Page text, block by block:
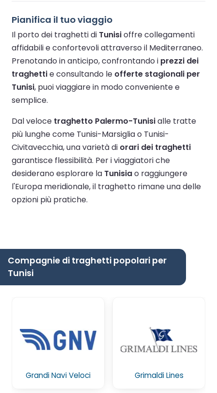
Pianifica il tuo viaggio
Il porto dei traghetti di Tunisioffre collegamenti
affidabili e confortevoli attraverso il Mediterraneo.
Prenotando in anticipo, confrontando i prezzi dei
traghettie consultando le offerte stagionali per
Tunisi, puoi viaggiare in modo conveniente e
semplice.
Dal veloce traghetto Palermo-Tunisialle tratte
più lunghe come Tunisi-Marsiglia o Tunisi-
Civitavecchia, una varietà di orari dei traghetti
garantisce flessibilità. Per i viaggiatori che
desiderano esplorare la Tunisiao raggiungere
l'Europa meridionale, il traghetto rimane una delle
opzioni più pratiche.
Compagnie di traghetti popolari per
Tunisi
Grandi Navi Veloci Grimaldi Lines